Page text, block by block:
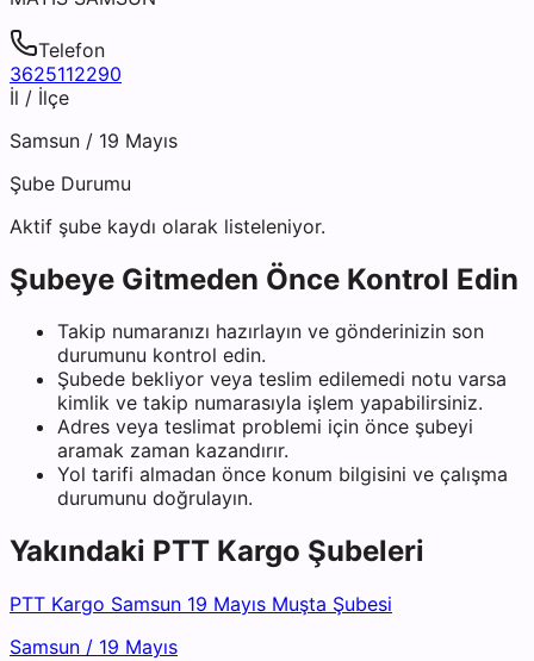
Telefon
3625112290
İl / İlçe
Samsun / 19 Mayıs
Şube Durumu
Aktif şube kaydı olarak listeleniyor.
Şubeye Gitmeden Önce Kontrol Edin
Takip numaranızı hazırlayın ve gönderinizin son
durumunu kontrol edin.
Şubede bekliyor veya teslim edilemedi notu varsa
kimlik ve takip numarasıyla işlem yapabilirsiniz.
Adres veya teslimat problemi için önce şubeyi
aramak zaman kazandırır.
Yol tarifi almadan önce konum bilgisini ve çalışma
durumunu doğrulayın.
Yakındaki PTT Kargo Şubeleri
PTT Kargo Samsun 19 Mayıs Muşta Şubesi
Samsun / 19 Mayıs